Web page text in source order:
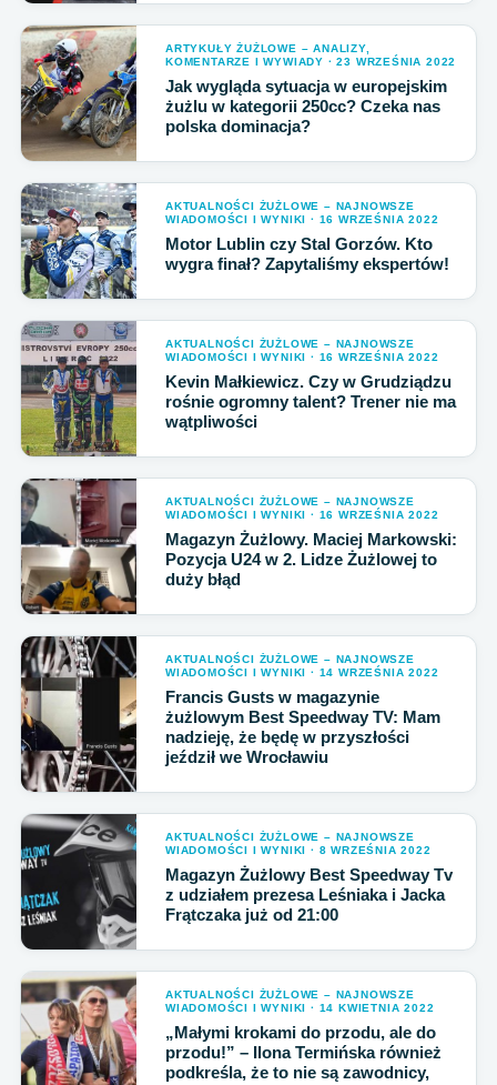
ARTYKUŁY ŻUŻLOWE – ANALIZY,
KOMENTARZE I WYWIADY · 23 WRZEŚNIA 2022
Jak wygląda sytuacja w europejskim
żużlu w kategorii 250cc? Czeka nas
polska dominacja?
AKTUALNOŚCI ŻUŻLOWE – NAJNOWSZE
WIADOMOŚCI I WYNIKI · 16 WRZEŚNIA 2022
Motor Lublin czy Stal Gorzów. Kto
wygra finał? Zapytaliśmy ekspertów!
AKTUALNOŚCI ŻUŻLOWE – NAJNOWSZE
WIADOMOŚCI I WYNIKI · 16 WRZEŚNIA 2022
Kevin Małkiewicz. Czy w Grudziądzu
rośnie ogromny talent? Trener nie ma
wątpliwości
AKTUALNOŚCI ŻUŻLOWE – NAJNOWSZE
WIADOMOŚCI I WYNIKI · 16 WRZEŚNIA 2022
Magazyn Żużlowy. Maciej Markowski:
Pozycja U24 w 2. Lidze Żużlowej to
duży błąd
AKTUALNOŚCI ŻUŻLOWE – NAJNOWSZE
WIADOMOŚCI I WYNIKI · 14 WRZEŚNIA 2022
Francis Gusts w magazynie
żużlowym Best Speedway TV: Mam
nadzieję, że będę w przyszłości
jeździł we Wrocławiu
AKTUALNOŚCI ŻUŻLOWE – NAJNOWSZE
WIADOMOŚCI I WYNIKI · 8 WRZEŚNIA 2022
Magazyn Żużlowy Best Speedway Tv
z udziałem prezesa Leśniaka i Jacka
Frątczaka już od 21:00
AKTUALNOŚCI ŻUŻLOWE – NAJNOWSZE
WIADOMOŚCI I WYNIKI · 14 KWIETNIA 2022
„Małymi krokami do przodu, ale do
przodu!” – Ilona Termińska również
podkreśla, że to nie są zawodnicy,